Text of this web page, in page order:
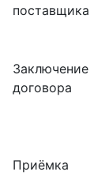
поставщика
Заключение
договора
Приёмка